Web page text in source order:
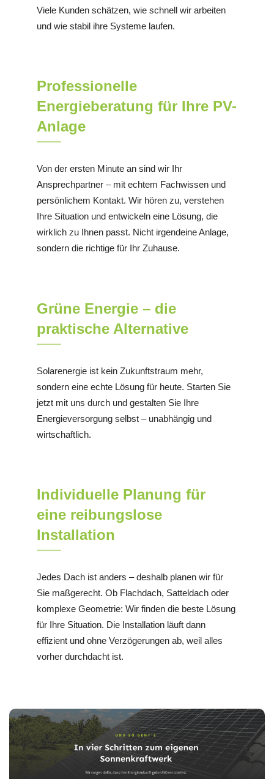
Viele Kunden schätzen, wie schnell wir arbeiten
und wie stabil ihre Systeme laufen.
Professionelle
Energieberatung für Ihre PV-
Anlage
Von der ersten Minute an sind wir Ihr
Ansprechpartner – mit echtem Fachwissen und
persönlichem Kontakt. Wir hören zu, verstehen
Ihre Situation und entwickeln eine Lösung, die
wirklich zu Ihnen passt. Nicht irgendeine Anlage,
sondern die richtige für Ihr Zuhause.
Grüne Energie – die
praktische Alternative
Solarenergie ist kein Zukunftstraum mehr,
sondern eine echte Lösung für heute. Starten Sie
jetzt mit uns durch und gestalten Sie Ihre
Energieversorgung selbst – unabhängig und
wirtschaftlich.
Individuelle Planung für
eine reibungslose
Installation
Jedes Dach ist anders – deshalb planen wir für
Sie maßgerecht. Ob Flachdach, Satteldach oder
komplexe Geometrie: Wir finden die beste Lösung
für Ihre Situation. Die Installation läuft dann
effizient und ohne Verzögerungen ab, weil alles
vorher durchdacht ist.